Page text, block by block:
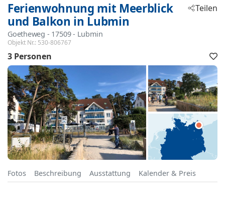
Ferienwohnung mit Meerblick
und Balkon in Lubmin
Goetheweg - 17509 - Lubmin
Objekt Nr.: 530-806767
Teilen
3 Personen
Fotos Beschreibung Ausstattung Kalender & Preis